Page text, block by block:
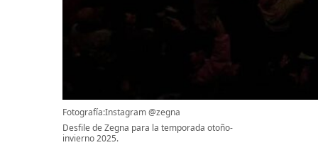
Fotografía:Instagram @zegna
Desfile de Zegna para la temporada otoño-
invierno 2025.